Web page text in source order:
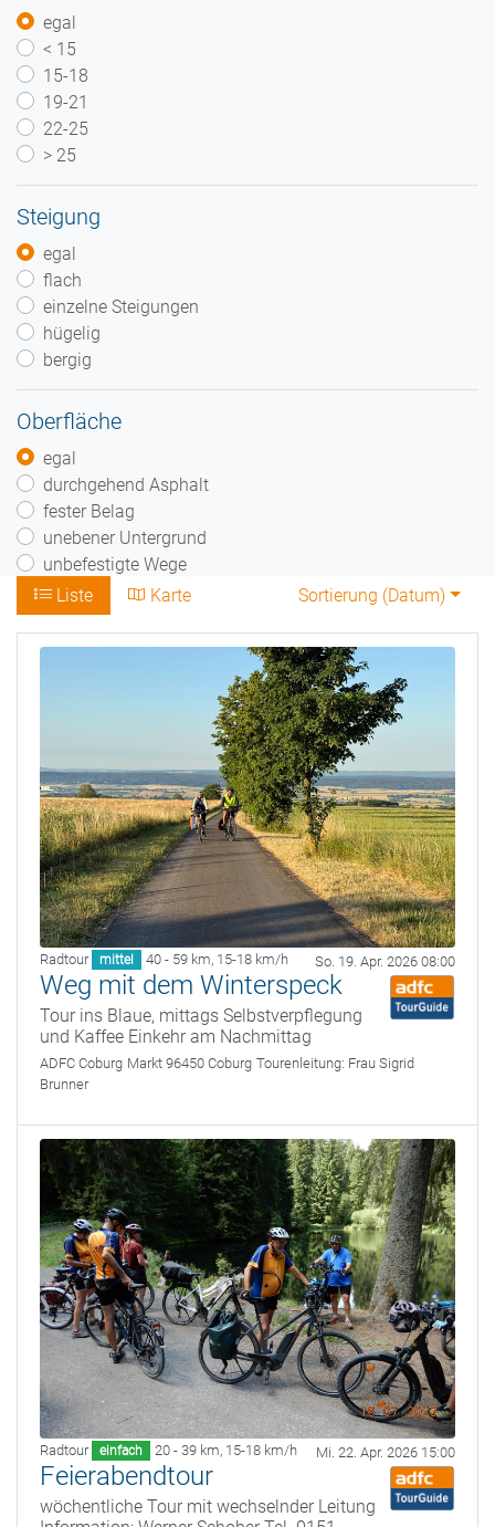
egal
< 15
15-18
19-21
22-25
> 25
Steigung
egal
flach
einzelne Steigungen
hügelig
bergig
Oberfläche
egal
durchgehend Asphalt
fester Belag
unebener Untergrund
unbefestigte Wege
Liste
Karte Sortierung (Datum)
Radtour mittel 40 - 59 km, 15-18 km/h So. 19. Apr. 2026 08:00
Weg mit dem Winterspeck
Tour ins Blaue, mittags Selbstverpflegung
und Kaffee Einkehr am Nachmittag
ADFC Coburg Markt 96450 Coburg Tourenleitung: Frau Sigrid
Brunner
Radtour einfach 20 - 39 km, 15-18 km/h Mi. 22. Apr. 2026 15:00
Feierabendtour
wöchentliche Tour mit wechselnder Leitung